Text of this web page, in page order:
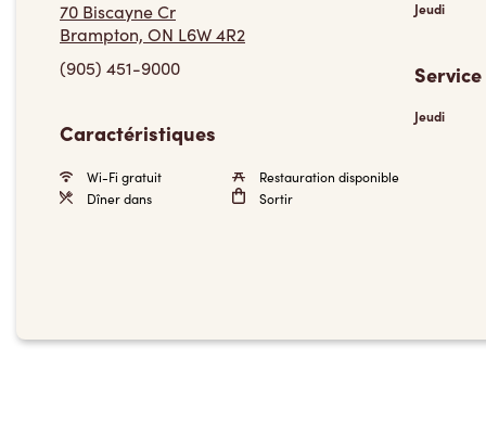
70 Biscayne Cr
Brampton, ON L6W 4R2
(905) 451-9000
Caractéristiques
Wi-Fi gratuit
Restauration disponible
Dîner dans
Sortir
Jeudi
Jeudi